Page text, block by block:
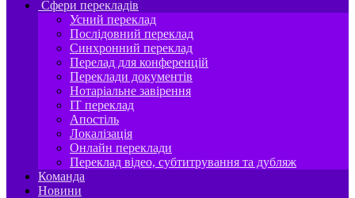
Сфери перекладів
Усний переклад
Послідовний переклад
Синхронний переклад
Перелад для конференцій
Переклади документів
Нотаріальне завірення
IT переклад
Апостіль
Локалізація
Онлайн переклади
Переклад відео, субтитрування та дубляж
Команда
Новини